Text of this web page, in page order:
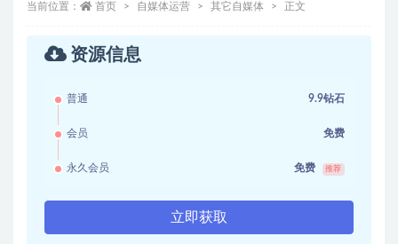
当前位置： 首页 自媒体运营 其它自媒体 正文
资源信息
普通 9.9钻石
会员 免费
永久会员 免费 推荐
立即获取